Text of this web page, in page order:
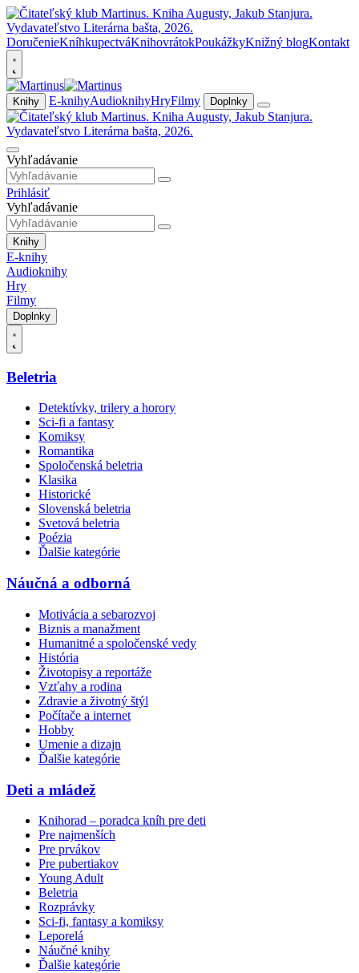
DoručenieKníhkupectváKnihovrátokPoukážkyKnižný blogKontakt
Knihy E-knihyAudioknihyHryFilmy Doplnky
Vyhľadávanie
Prihlásiť
Vyhľadávanie
Knihy
E-knihy
Audioknihy
Hry
Filmy
Doplnky
Beletria
Detektívky, trilery a horory
Sci-fi a fantasy
Komiksy
Romantika
Spoločenská beletria
Klasika
Historické
Slovenská beletria
Svetová beletria
Poézia
Ďalšie kategórie
Náučná a odborná
Motivácia a sebarozvoj
Biznis a manažment
Humanitné a spoločenské vedy
História
Životopisy a reportáže
Vzťahy a rodina
Zdravie a životný štýl
Počítače a internet
Hobby
Umenie a dizajn
Ďalšie kategórie
Deti a mládež
Knihorad – poradca kníh pre deti
Pre najmenších
Pre prvákov
Pre pubertiakov
Young Adult
Beletria
Rozprávky
Sci-fi, fantasy a komiksy
Leporelá
Náučné knihy
Ďalšie kategórie